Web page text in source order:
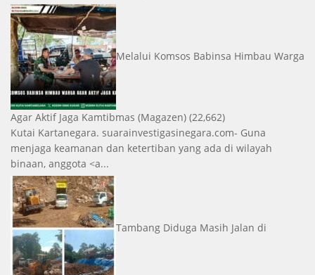
Melalui Komsos Babinsa Himbau Warga
Agar Aktif Jaga Kamtibmas (Magazen) (22,662)
Kutai Kartanegara. suarainvestigasinegara.com- Guna
menjaga keamanan dan ketertiban yang ada di wilayah
binaan, anggota <a...
Tambang Diduga Masih Jalan di